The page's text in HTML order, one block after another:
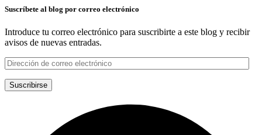
Suscríbete al blog por correo electrónico
Introduce tu correo electrónico para suscribirte a este blog y recibir
avisos de nuevas entradas.
Dirección
de
correo
electrónico
Suscribirse